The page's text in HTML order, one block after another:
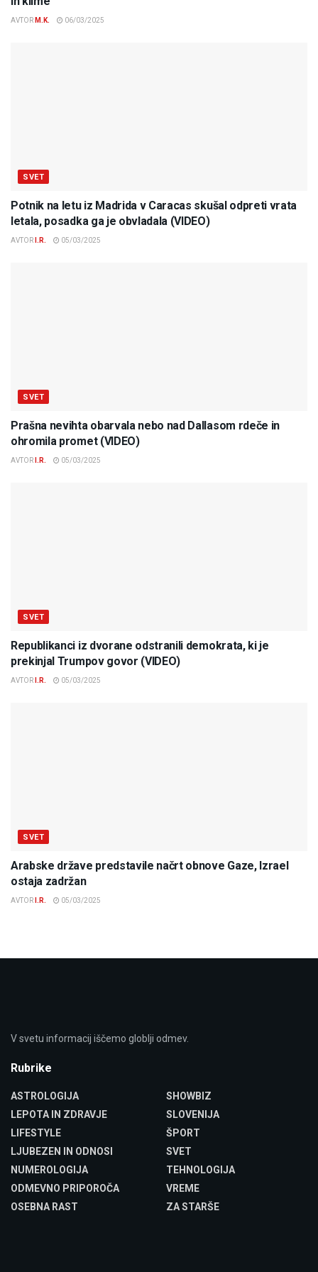
AVTOR M.K. 06/03/2025
SVET
Potnik na letu iz Madrida v Caracas skušal odpreti vrata
letala, posadka ga je obvladala (VIDEO)
AVTOR I.R. 05/03/2025
SVET
Prašna nevihta obarvala nebo nad Dallasom rdeče in
ohromila promet (VIDEO)
AVTOR I.R. 05/03/2025
SVET
Republikanci iz dvorane odstranili demokrata, ki je
prekinjal Trumpov govor (VIDEO)
AVTOR I.R. 05/03/2025
SVET
Arabske države predstavile načrt obnove Gaze, Izrael
ostaja zadržan
AVTOR I.R. 05/03/2025
V svetu informacij iščemo globlji odmev.
Rubrike
ASTROLOGIJA
LEPOTA IN ZDRAVJE
LIFESTYLE
LJUBEZEN IN ODNOSI
NUMEROLOGIJA
ODMEVNO PRIPOROČA
OSEBNA RAST
SHOWBIZ
SLOVENIJA
ŠPORT
SVET
TEHNOLOGIJA
VREME
ZA STARŠE